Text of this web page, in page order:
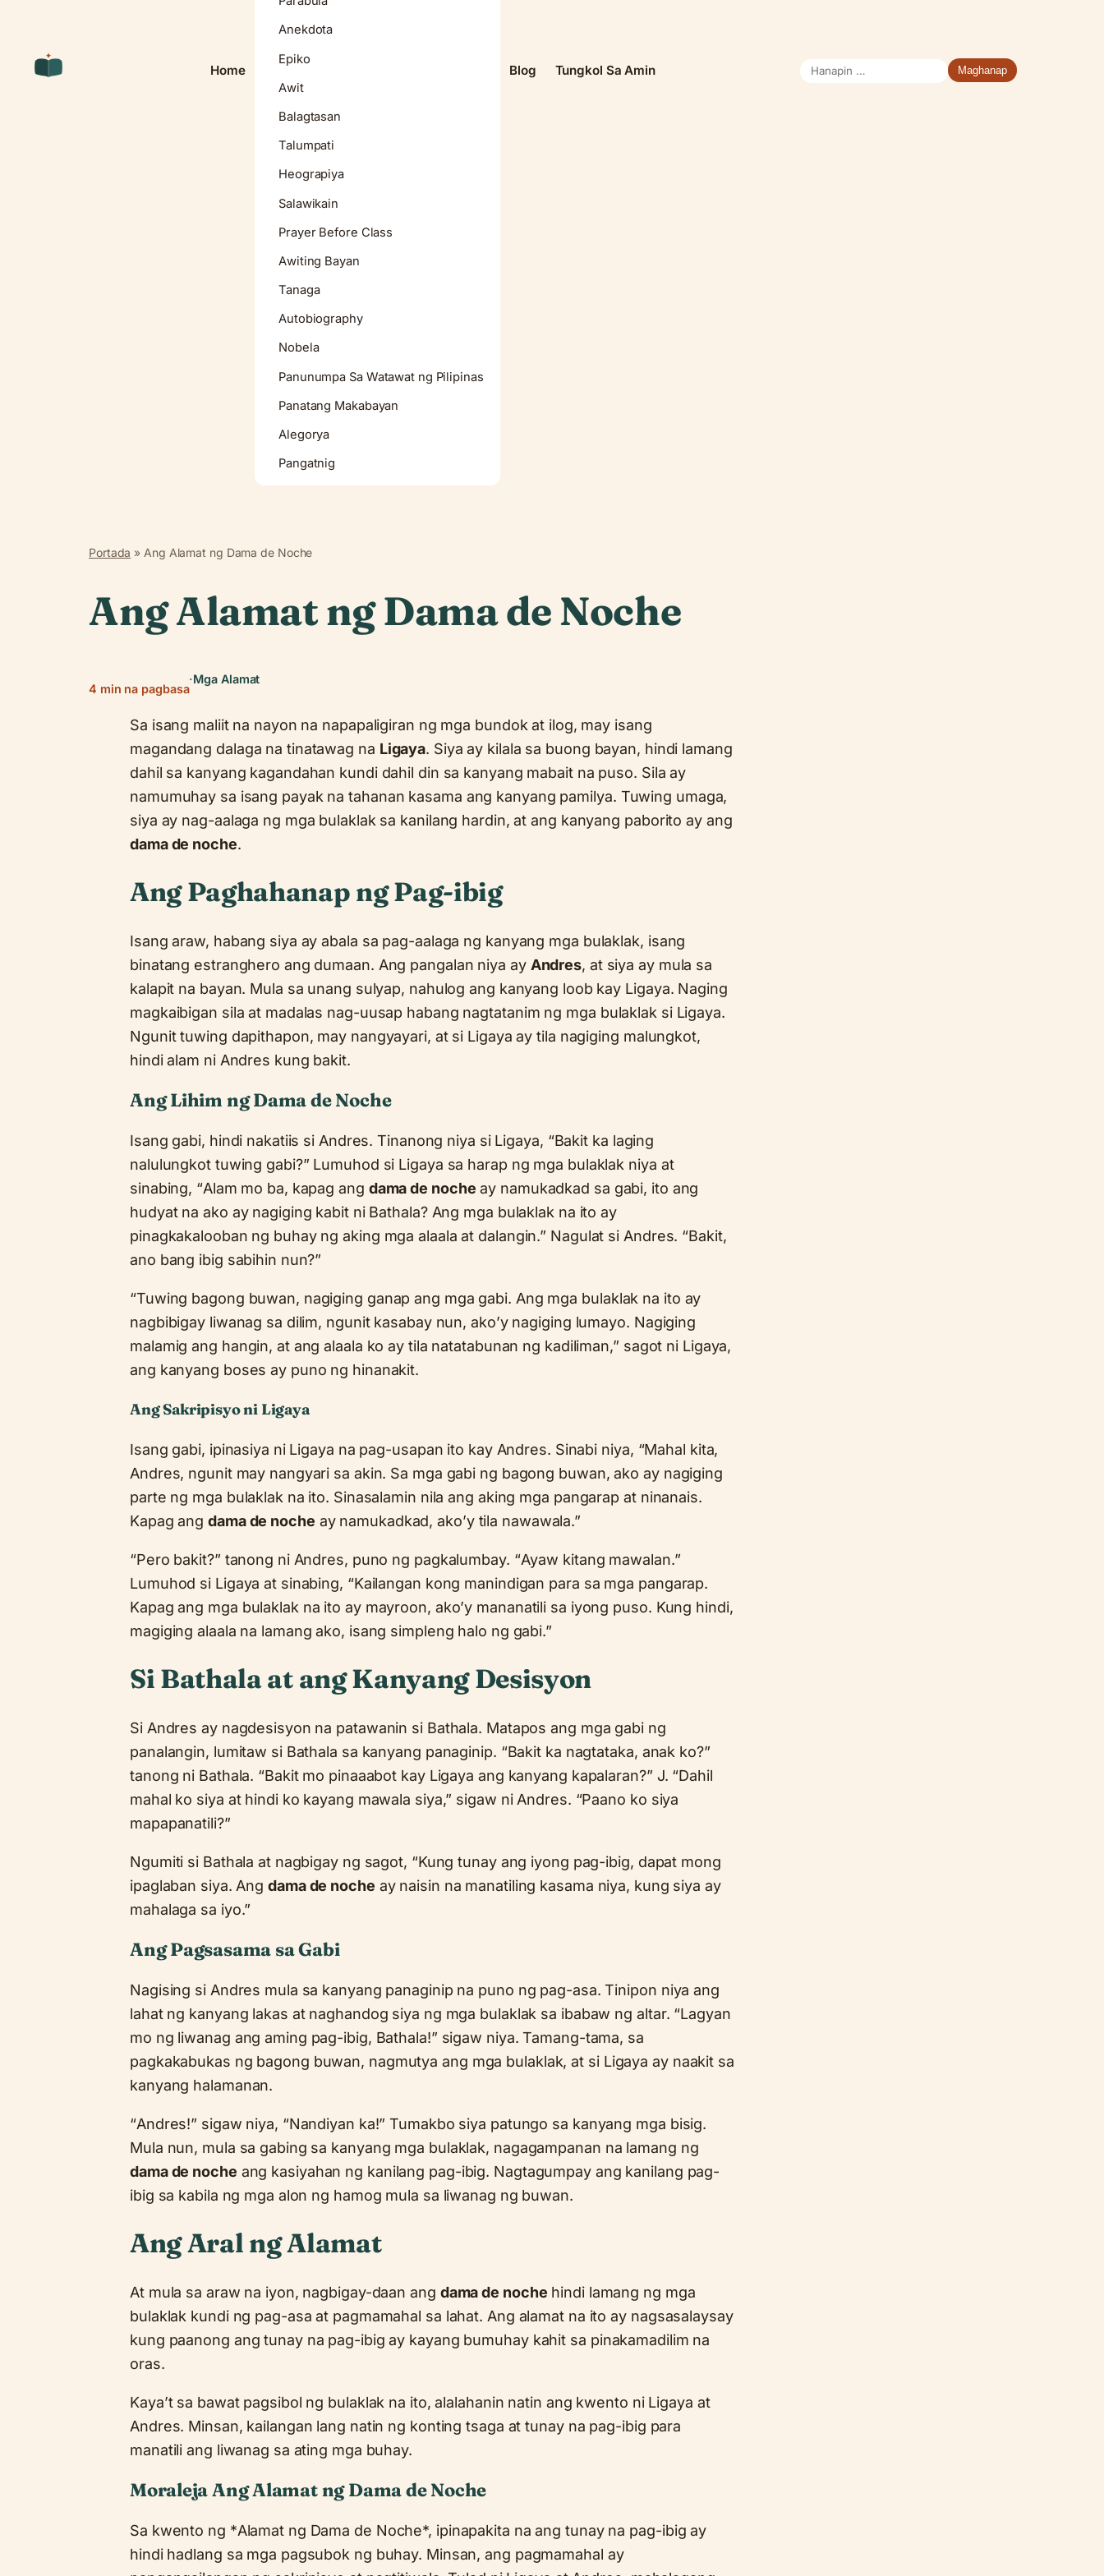
Home
Anekdota
Epiko
Awit
Balagtasan
Talumpati
Heograpiya
Salawikain
Prayer Before Class
Awiting Bayan
Tanaga
Autobiography
Nobela
Panunumpa Sa Watawat ng Pilipinas
Panatang Makabayan
Alegorya
Pangatnig
Blog Tungkol Sa Amin
Hanapin
Portada » Ang Alamat ng Dama de Noche
Ang Alamat ng Dama de Noche
4 min na pagbasa
·Mga Alamat
Sa isang maliit na nayon na napapaligiran ng mga bundok at ilog, may isang
magandang dalaga na tinatawag na Ligaya. Siya ay kilala sa buong bayan, hindi lamang
dahil sa kanyang kagandahan kundi dahil din sa kanyang mabait na puso. Sila ay
namumuhay sa isang payak na tahanan kasama ang kanyang pamilya. Tuwing umaga,
siya ay nag-aalaga ng mga bulaklak sa kanilang hardin, at ang kanyang paborito ay ang
dama de noche.
Ang Paghahanap ng Pag-ibig
Isang araw, habang siya ay abala sa pag-aalaga ng kanyang mga bulaklak, isang
binatang estranghero ang dumaan. Ang pangalan niya ay Andres, at siya ay mula sa
kalapit na bayan. Mula sa unang sulyap, nahulog ang kanyang loob kay Ligaya. Naging
magkaibigan sila at madalas nag-uusap habang nagtatanim ng mga bulaklak si Ligaya.
Ngunit tuwing dapithapon, may nangyayari, at si Ligaya ay tila nagiging malungkot,
hindi alam ni Andres kung bakit.
Ang Lihim ng Dama de Noche
Isang gabi, hindi nakatiis si Andres. Tinanong niya si Ligaya, “Bakit ka laging
nalulungkot tuwing gabi?” Lumuhod si Ligaya sa harap ng mga bulaklak niya at
sinabing, “Alam mo ba, kapag ang dama de noche ay namukadkad sa gabi, ito ang
hudyat na ako ay nagiging kabit ni Bathala? Ang mga bulaklak na ito ay
pinagkakalooban ng buhay ng aking mga alaala at dalangin.” Nagulat si Andres. “Bakit,
ano bang ibig sabihin nun?”
“Tuwing bagong buwan, nagiging ganap ang mga gabi. Ang mga bulaklak na ito ay
nagbibigay liwanag sa dilim, ngunit kasabay nun, ako’y nagiging lumayo. Nagiging
malamig ang hangin, at ang alaala ko ay tila natatabunan ng kadiliman,” sagot ni Ligaya,
ang kanyang boses ay puno ng hinanakit.
Ang Sakripisyo ni Ligaya
Isang gabi, ipinasiya ni Ligaya na pag-usapan ito kay Andres. Sinabi niya, “Mahal kita,
Andres, ngunit may nangyari sa akin. Sa mga gabi ng bagong buwan, ako ay nagiging
parte ng mga bulaklak na ito. Sinasalamin nila ang aking mga pangarap at ninanais.
Kapag angdama de noche ay namukadkad, ako’y tila nawawala.”
“Pero bakit?” tanong ni Andres, puno ng pagkalumbay. “Ayaw kitang mawalan.”
Lumuhod si Ligaya at sinabing, “Kailangan kong manindigan para sa mga pangarap.
Kapag ang mga bulaklak na ito ay mayroon, ako’y mananatili sa iyong puso. Kung hindi,
magiging alaala na lamang ako, isang simpleng halo ng gabi.”
Si Bathala at ang Kanyang Desisyon
Si Andres ay nagdesisyon na patawanin si Bathala. Matapos ang mga gabi ng
panalangin, lumitaw si Bathala sa kanyang panaginip. “Bakit ka nagtataka, anak ko?”
tanong ni Bathala. “Bakit mo pinaaabot kay Ligaya ang kanyang kapalaran?” J. “Dahil
mahal ko siya at hindi ko kayang mawala siya,” sigaw ni Andres. “Paano ko siya
mapapanatili?”
Ngumiti si Bathala at nagbigay ng sagot, “Kung tunay ang iyong pag-ibig, dapat mong
ipaglaban siya. Ang dama de noche ay naisin na manatiling kasama niya, kung siya ay
mahalaga sa iyo.”
Ang Pagsasama sa Gabi
Nagising si Andres mula sa kanyang panaginip na puno ng pag-asa. Tinipon niya ang
lahat ng kanyang lakas at naghandog siya ng mga bulaklak sa ibabaw ng altar. “Lagyan
mo ng liwanag ang aming pag-ibig, Bathala!” sigaw niya. Tamang-tama, sa
pagkakabukas ng bagong buwan, nagmutya ang mga bulaklak, at si Ligaya ay naakit sa
kanyang halamanan.
“Andres!” sigaw niya, “Nandiyan ka!” Tumakbo siya patungo sa kanyang mga bisig.
Mula nun, mula sa gabing sa kanyang mga bulaklak, nagagampanan na lamang ng
dama de noche ang kasiyahan ng kanilang pag-ibig. Nagtagumpay ang kanilang pag-
ibig sa kabila ng mga alon ng hamog mula sa liwanag ng buwan.
Ang Aral ng Alamat
At mula sa araw na iyon, nagbigay-daan ang dama de noche hindi lamang ng mga
bulaklak kundi ng pag-asa at pagmamahal sa lahat. Ang alamat na ito ay nagsasalaysay
kung paanong ang tunay na pag-ibig ay kayang bumuhay kahit sa pinakamadilim na
oras.
Kaya’t sa bawat pagsibol ng bulaklak na ito, alalahanin natin ang kwento ni Ligaya at
Andres. Minsan, kailangan lang natin ng konting tsaga at tunay na pag-ibig para
manatili ang liwanag sa ating mga buhay.
Moraleja Ang Alamat ng Dama de Noche
Sa kwento ng *Alamat ng Dama de Noche*, ipinapakita na ang tunay na pag-ibig ay
hindi hadlang sa mga pagsubok ng buhay. Minsan, ang pagmamahal ay